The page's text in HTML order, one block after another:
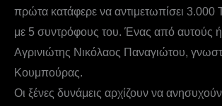
πρώτα κατάφερε να αντιμετωπίσει 3.000
με 5 συντρόφους του. Ένας από αυτούς
Αγρινιώτης Νικόλαος Παναγιώτου,
Κουμπούρας.
Οι ξένες δυνάμεις αρχίζουν να